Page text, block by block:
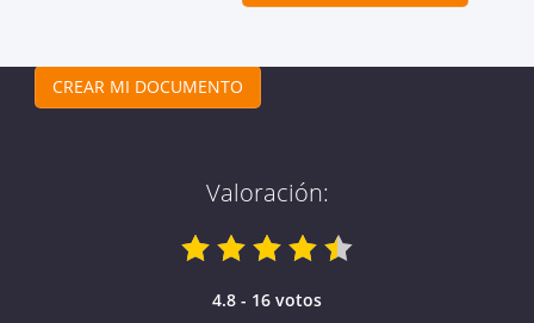
CREAR MI DOCUMENTO
Valoración:
4.8 - 16 votos